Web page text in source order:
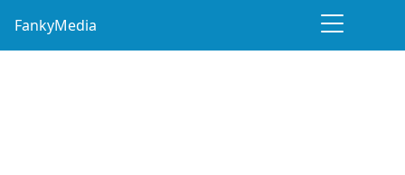
FankyMedia